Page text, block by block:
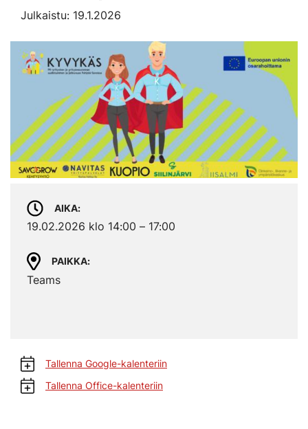
Julkaistu: 19.1.2026
AIKA
19.02.2026 klo 14:00 – 17:00
PAIKKA
Teams
Tallenna Google-kalenteriin
Tallenna Office-kalenteriin